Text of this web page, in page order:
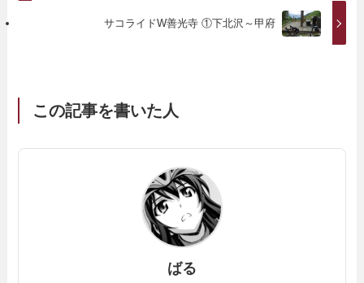
サコライドW善光寺 ①下北沢～甲府
この記事を書いた人
ばる